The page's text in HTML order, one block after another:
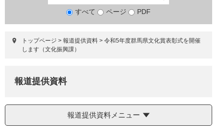
て
検
象
すべて ページ PDF
トップページ > 報道提供資料 > 令和5年度群馬県文化賞表彰式を開催
します（文化振興課）
報道提供資料
報道提供資料メニュー